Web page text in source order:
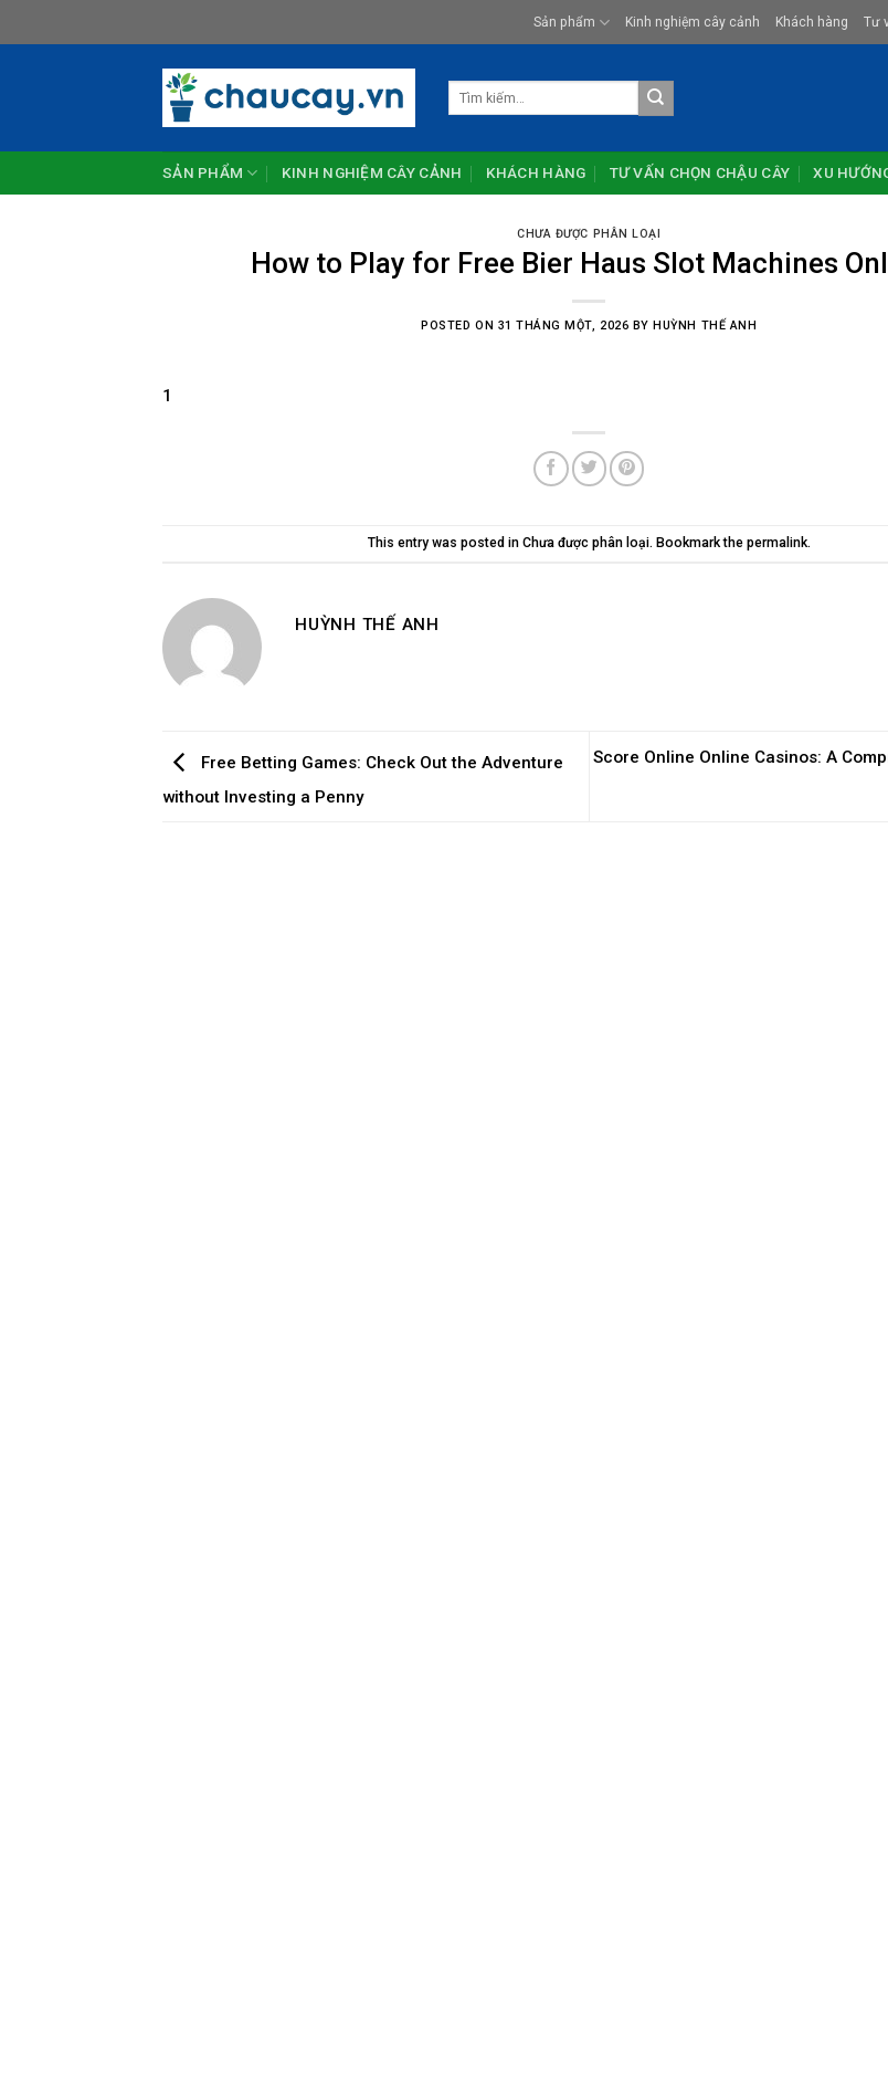
Sản phẩm Kinh nghiệm cây cảnh Khách hàng Tư
Tìm
SẢN PHẨM KINH NGHIỆM CÂY CẢNH KHÁCH HÀNG TƯ VẤN CHỌN CHẬU CÂY XU
CHƯA ĐƯỢC PHÂN LOẠI
How to Play for Free Bier Haus Slot Machines
POSTED ON 31 THÁNG MỘT, 2026 BYHUỲNH THẾ ANH
1
This entry was posted in Chưa được phân loại. Bookmark the permalink.
HUỲNH THẾ ANH
Free Betting Games: Check Out the Adventure
without Investing a Penny
Score Online Online Casinos: A